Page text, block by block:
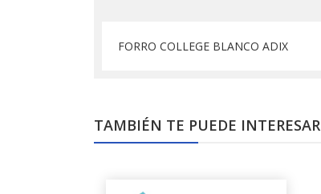
FORRO COLLEGE BLANCO ADIX
TAMBIÉN TE PUEDE INTERESAR